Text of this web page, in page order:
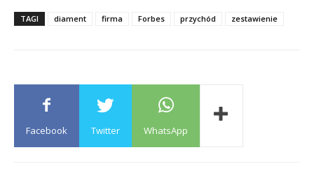
TAGI diament firma Forbes przychód zestawienie
Facebook Twitter WhatsApp